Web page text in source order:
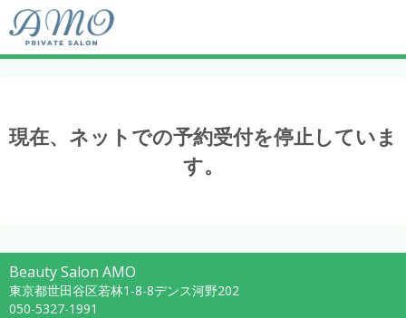
現在、ネットでの予約受付を停止していま
す。
Beauty Salon AMO
東京都世田谷区若林1-8-8デンス河野202
050-5327-1991